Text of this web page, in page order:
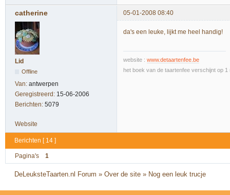
catherine 05-01-2008 08:40
Lid
Offline
Van: antwerpen
Geregistreerd: 15-06-2006
Berichten: 5079
da's een leuke, lijkt me heel handig!
website : www.detaartenfee.be
het boek van de taartenfee verschijnt op 1
Website
Berichten [ 14 ]
Pagina's 1
DeLeuksteTaarten.nl Forum »Over de site » Nog een leuk trucje